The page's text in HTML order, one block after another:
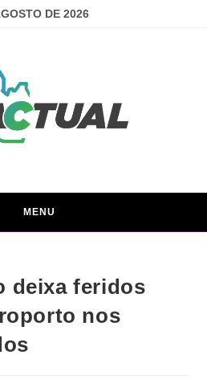
DE 2026
MENU
deixa feridos
nos